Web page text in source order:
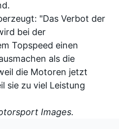
"Das Verbot der
bei der
Topspeed einen
als die
die Motoren jetzt
sie zu viel Leistung
Images.